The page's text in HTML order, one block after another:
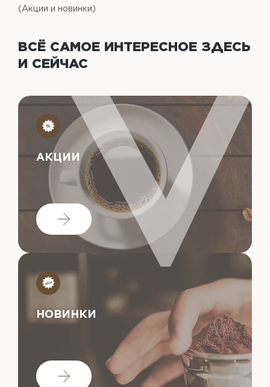
(Акции и новинки)
ВСЁ САМОЕ ИНТЕРЕСНОЕ ЗДЕСЬ
И СЕЙЧАС
АКЦИИ
НОВИНКИ